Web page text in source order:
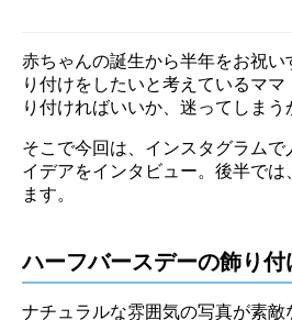
赤ちゃんの誕生から半年をお祝
り付けをしたいと考えているマ
り付ければいいか、迷ってしまう
そこで今回は、インスタグラム
イデアをインタビュー。後半で
ます。
ハーフバースデーの飾り
ナチュラルな雰囲気の写真が素